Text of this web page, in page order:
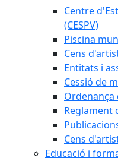
Centre
(CESPV)
Piscina
Cens
Entitats i
Cessió de
Ordenança
Reglament
Cens
Educació i